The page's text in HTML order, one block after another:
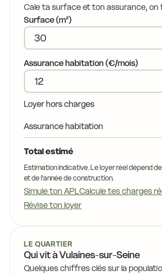
13,6 €
13,6 €
14,0 €
14,4 €
14,0 €
Cale ta surface et ton assurance, on
Surface (m²)
Assurance habitation (€/mois)
Loyer hors charges
Assurance habitation
Total estimé
Estimation indicative. Le loyer réel dépend
et de l'année de construction.
Simule ton APLCalcule tes charges
Révise ton loyer
LE QUARTIER
Qui vit à Vulaines-sur-Seine
Quelques chiffres clés sur la